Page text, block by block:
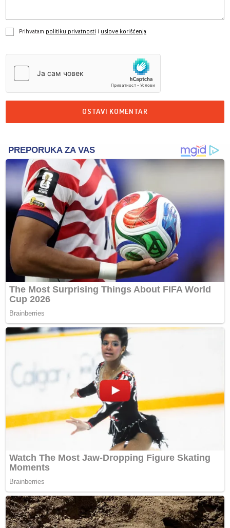
Prihvatam politiku privatnosti i uslove korišćenja
OSTAVI KOMENTAR